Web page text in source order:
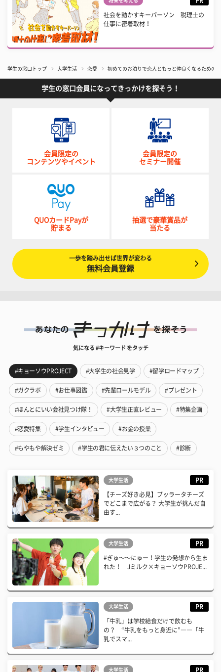
社会を動かすキーパーソン 税理士の
仕事に密着取材！
学生の窓口トップ 大学生活 恋愛 初めてのお泊りで恋人ともっと仲良くなるための
学生の窓口会員になってきっかけを探そう！
会員限定の
コンテンツやイベント
会員限定の
セミナー開催
QUOカードPayが
貯まる
抽選で豪華賞品が
当たる
一歩を踏み出せば世界が変わる
無料会員登録
気になる #キーワード をタッチ
#キョーソウPROJECT #大学生の社会見学 #留学ロードマップ
#ガクラボ #お仕事図鑑 #先輩ロールモデル #プレゼント
#ほんとにいい会社見つけ隊！ #大学生正直レビュー #特集企画
#恋愛特集 #学生インタビュー #お金の授業
#もやもや解決ゼミ #学生の君に伝えたい３つのこと #診断
大学生活 PR
【チーズ好き必見】ブッラータチーズ
でどこまで広がる？ 大学生が挑んだ自
由す...
大学生活 PR
#ぎゅ〜〜にゅー！学生の発想から生ま
れた！ Jミルク×キョーソウPROJE...
大学生活 PR
「牛乳」は学校給食だけで飲むも
の？ “牛乳をもっと身近に”――「牛
乳でスマ...
大学生活 PR